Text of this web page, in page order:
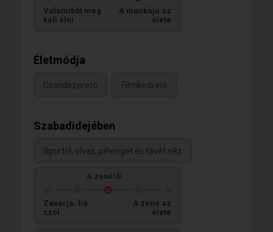
Valamiből meg
kell élni
A munkája az
élete
Életmódja
Csendszerető Filmkedvelő
Szabadidejében
Sportol, olvas, pihenget és tévét néz
A zenéről
Zavarja, ha
szól
A zene az
élete